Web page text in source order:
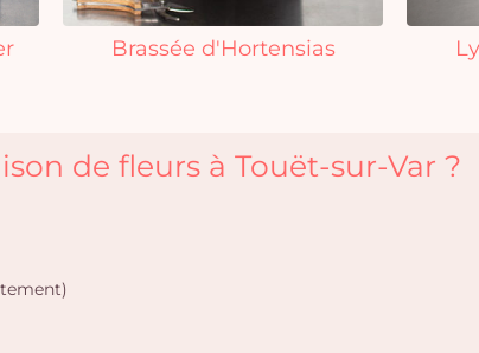
Brassée d'Hortensias
de fleurs à Touët-sur-Var ?